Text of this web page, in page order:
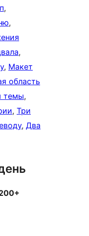
, Макет
область
темы
, Три
, Два